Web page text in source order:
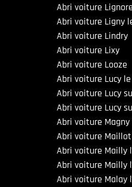
Abri voiture
Abri voiture Ligny
Abri voiture Lindry
Abri voiture Lixy
Abri voiture Looze
Abri voiture Lucy
Abri voiture Lucy
Abri voiture Lucy
Abri voiture Magny
Abri voiture Maillot
Abri voiture Mailly
Abri voiture Mailly
Abri voiture Malay